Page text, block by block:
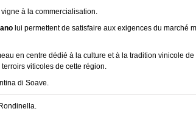
à la commercialisation.
lui permettent de satisfaire aux exigences du marché
en centre dédié à la culture et à la tradition vinicole
viticoles de cette région.
di Soave.